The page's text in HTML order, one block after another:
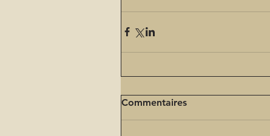
Commentaires